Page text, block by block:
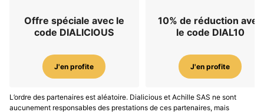
Offre spéciale avec le
code DIALICIOUS
J'en profite
10% de réduction avec
le code DIAL10
J'en profite
L’ordre des partenaires est aléatoire. Dialicious et Achille SAS ne sont
aucunement responsables des prestations de ces partenaires, mais